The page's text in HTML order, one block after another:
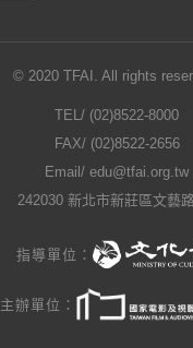
© 2020 TFAI. All rights
TEL/ (02)8522-8000
FAX/ (02)8522-2656
Email/ edu@tfai.org.tw
242030 新北市新莊區文藝
指導單位：
主辦單位：